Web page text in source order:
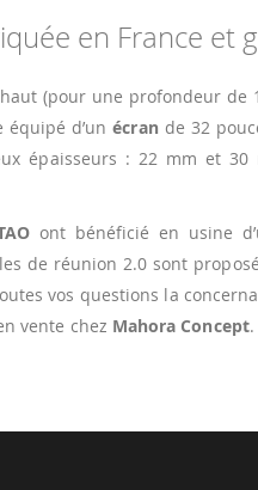
en France et
(pour une profondeur de
d’un écran de 32
épaisseurs : 22 mm et
ont bénéficié en usine
de réunion 2.0 sont
vos questions la
vente chez Mahora Concept.